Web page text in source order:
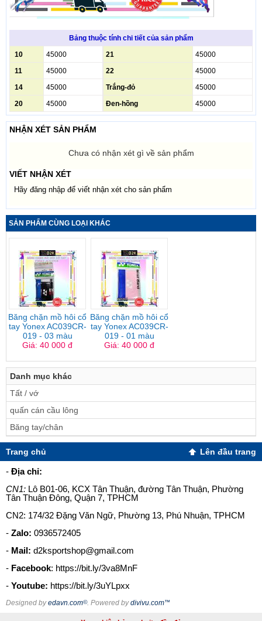
Bảng thuộc tính chi tiết của sản phẩm
10
45000
11
45000
14
45000
20
45000
21
45000
22
45000
Trắng-đỏ
45000
Đen-hồng
45000
NHẬN XÉT SẢN PHẨM
Chưa có nhận xét gì về sản phẩm
VIẾT NHẬN XÉT
Hãy đăng nhập để viết nhận xét cho sản phẩm
SẢN PHẨM CÙNG LOẠI KHÁC
Băng chặn mồ hôi cổ
tay Yonex AC039CR-
019 - 03 màu
Giá: 40 000 đ
Băng chặn mồ hôi cổ
tay Yonex AC039CR-
019 - 01 màu
Giá: 40 000 đ
Danh mục khác
Tất / vớ
quấn cán cầu lông
Băng tay/chân
Trang chủ Lên đầu trang
- Địa chỉ:
CN1: Lô B01-06, KCX Tân Thuận, đường Tân Thuận, Phường
Tân Thuận Đông, Quận 7, TPHCM
CN2: 174/32 Đặng Văn Ngữ, Phường 13, Phú Nhuận, TPHCM
- Zalo: 0936572405
- Mail: d2ksportshop@gmail.com
- Facebook: https://bit.ly/3va8MnF
- Youtube: https://bit.ly/3uYLpxx
Designed byedavn.com©. Powered bydivivu.com™